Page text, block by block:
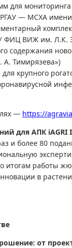
для
— МСХА имени
ФИЦ ВИЖ им. Л.К.
содержания
Тимирязева»)
крупного
— https://
для АПК iAGRI
и более 80
итогам работы
в
от